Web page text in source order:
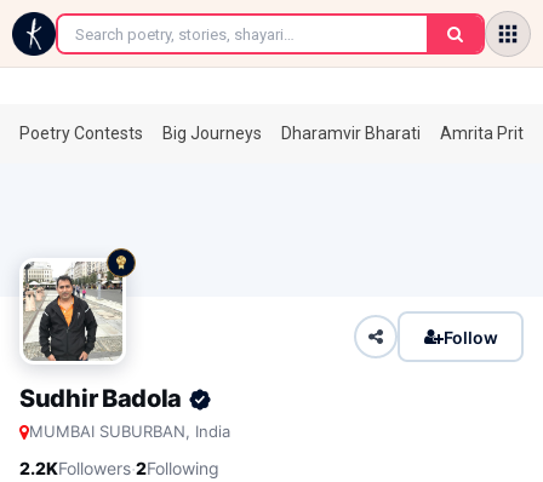
←
Poetry Contests Big Journeys Dharamvir Bharati Amrita
Follow
Sudhir Badola
MUMBAI SUBURBAN, India
2.2KFollowers·2Following